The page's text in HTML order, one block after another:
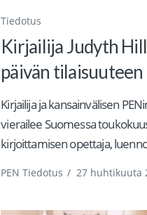
Tiedotus
Kirjailija Judyth
päivän tilaisuuteen
Kirjailija ja kansainvälisen
vierailee Suomessa
kirjoittamisen opettaja,
PEN Tiedotus / 27 huhtikuuta